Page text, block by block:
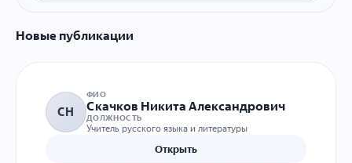
Новые публикации
СН
ФИО
Скачков Никита Александрович
ДОЛЖНОСТЬ
Учитель русского языка и литературы
Открыть